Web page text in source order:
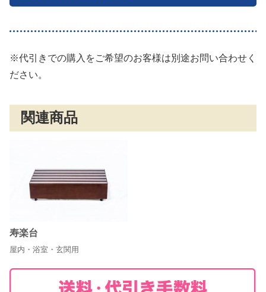
※代引きでの購入をご希望のお客様は別途お問い合わせく
ださい。
関連商品
寿楽台
屋内・浴室・玄関用